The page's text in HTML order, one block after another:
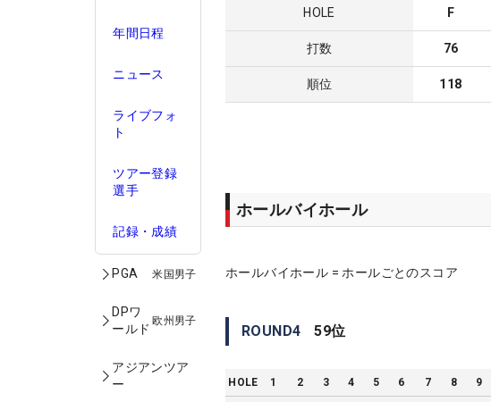
年間日程
ニュース
ライブフォ
ト
ツアー登録
選手
記録・成績
PGA 米国男子
DPワ
ールド
欧州男子
アジアンツア
ー
HOLE F
打数 76
順位 118
ホールバイホール
ホールバイホール = ホールごとのスコア
ROUND4 59位
HOLE 1 2 3 4 5 6 7 8 9